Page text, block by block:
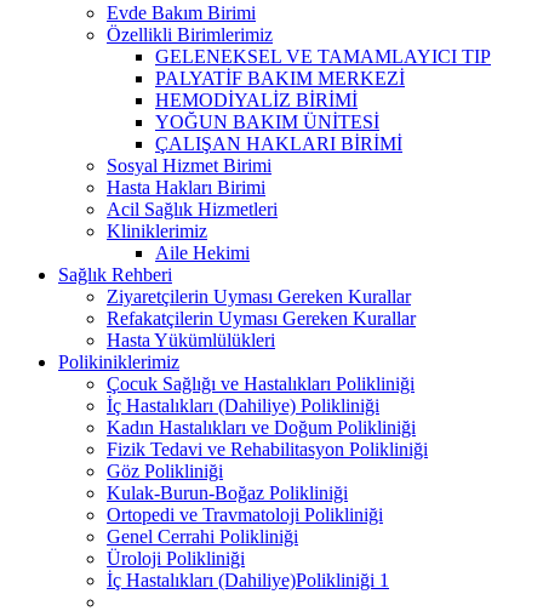
Evde Bakım Birimi
Özellikli Birimlerimiz
GELENEKSEL VE TAMAMLAYICI TIP
PALYATİF BAKIM MERKEZİ
HEMODİYALİZ BİRİMİ
YOĞUN BAKIM ÜNİTESİ
ÇALIŞAN HAKLARI BİRİMİ
Sosyal Hizmet Birimi
Hasta Hakları Birimi
Acil Sağlık Hizmetleri
Kliniklerimiz
Aile Hekimi
Sağlık Rehberi
Ziyaretçilerin Uyması Gereken Kurallar
Refakatçilerin Uyması Gereken Kurallar
Hasta Yükümlülükleri
Polikiniklerimiz
Çocuk Sağlığı ve Hastalıkları Polikliniği
İç Hastalıkları (Dahiliye) Polikliniği
Kadın Hastalıkları ve Doğum Polikliniği
Fizik Tedavi ve Rehabilitasyon Polikliniği
Göz Polikliniği
Kulak-Burun-Boğaz Polikliniği
Ortopedi ve Travmatoloji Polikliniği
Genel Cerrahi Polikliniği
Üroloji Polikliniği
İç Hastalıkları (Dahiliye)Polikliniği 1